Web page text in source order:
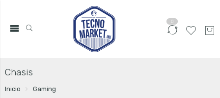
0
Chasis
Inicio Gaming